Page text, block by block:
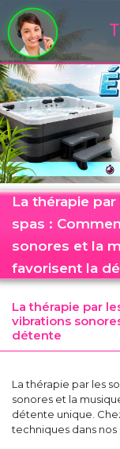
Panneau de gestion
La thérapie
spas :
sonores et la
favorisent la
La thérapie par
vibrations
détente
La thérapie par les
sonores et la
détente unique.
techniques dans nos